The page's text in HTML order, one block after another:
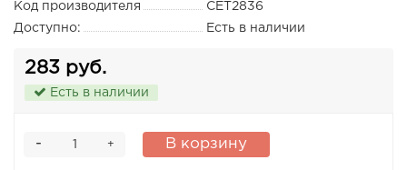
Код производителя
CET2836
Доступно:
Есть в наличии
283 руб.
Есть в наличии
+
- В корзину